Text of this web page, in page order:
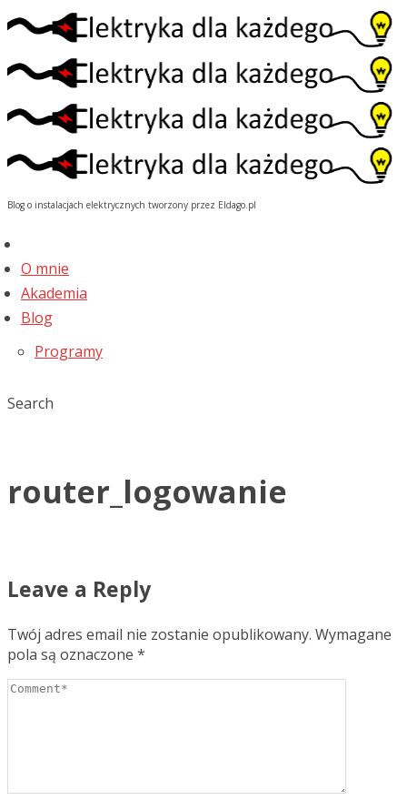
Blog o instalacjach elektrycznych tworzony przez Eldago.pl
O mnie
Akademia
Blog
Programy
Search
router_logowanie
Leave a Reply
Twój adres email nie zostanie opublikowany. Wymagane
pola są oznaczone *